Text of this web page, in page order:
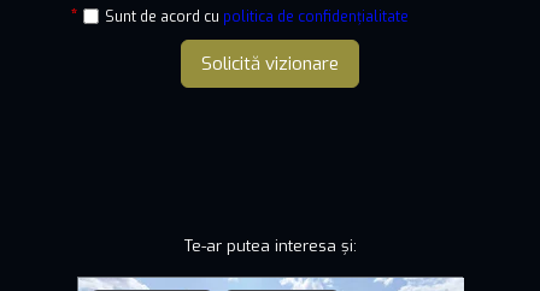
Sunt de acord cu politica de confidențialitate
Solicită vizionare
Te-ar putea interesa și: